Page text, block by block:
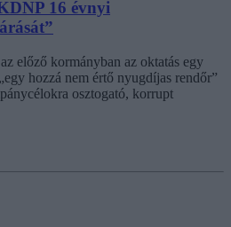
16 évnyi
előző kormányban az oktatás egy
hozzá nem értő nyugdíjas rendőr”
osztogató, korrupt